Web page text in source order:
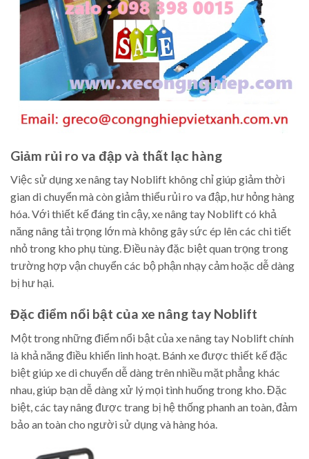
Giảm rủi ro va đập và thất lạc hàng
Việc sử dụng xe nâng tay Noblift không chỉ giúp giảm thời
gian di chuyển mà còn giảm thiểu rủi ro va đập, hư hỏng hàng
hóa. Với thiết kế đáng tin cậy, xe nâng tay Noblift có khả
năng nâng tải trọng lớn mà không gây sức ép lên các chi tiết
nhỏ trong kho phụ tùng. Điều này đặc biệt quan trọng trong
trường hợp vận chuyển các bộ phận nhạy cảm hoặc dễ dàng
bị hư hại.
Đặc điểm nổi bật của xe nâng tay Noblift
Một trong những điểm nổi bật của xe nâng tay Noblift chính
là khả năng điều khiển linh hoạt. Bánh xe được thiết kế đặc
biệt giúp xe di chuyển dễ dàng trên nhiều mặt phẳng khác
nhau, giúp bạn dễ dàng xử lý mọi tình huống trong kho. Đặc
biệt, các tay nâng được trang bị hệ thống phanh an toàn, đảm
bảo an toàn cho người sử dụng và hàng hóa.